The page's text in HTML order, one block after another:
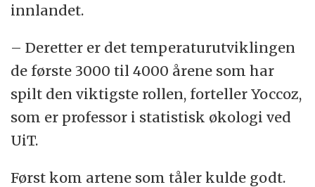
innlandet.
– Deretter er det temperaturutviklingen
de første 3000 til 4000 årene som har
spilt den viktigste rollen, forteller Yoccoz,
som er professor i statistisk økologi ved
UiT.
Først kom artene som tåler kulde godt.